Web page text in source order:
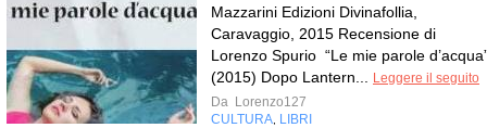
Mazzarini Edizioni Divinafollia,
Caravaggio, 2015 Recensione di
Lorenzo Spurio “Le mie parole
(2015) Dopo Lantern...
Leggere il seguito
Da Lorenzo127
CULTURA LIBRI